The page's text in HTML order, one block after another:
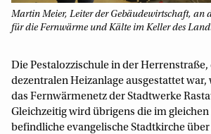
Martin Meier, Leiter der Gebäudewirtschaft, an
für die Fernwärme und Kälte im Keller des
Die Pestalozzischule in der
dezentralen Heizanlage ausgestattet war,
das Fernwärmenetz der Stadtwerke
Gleichzeitig wird übrigens die im
befindliche evangelische Stadtkirche